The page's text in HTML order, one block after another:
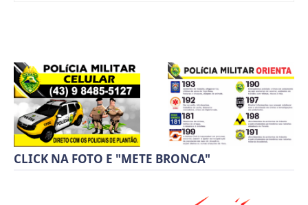
CLICK NA FOTO E "METE BRONCA"